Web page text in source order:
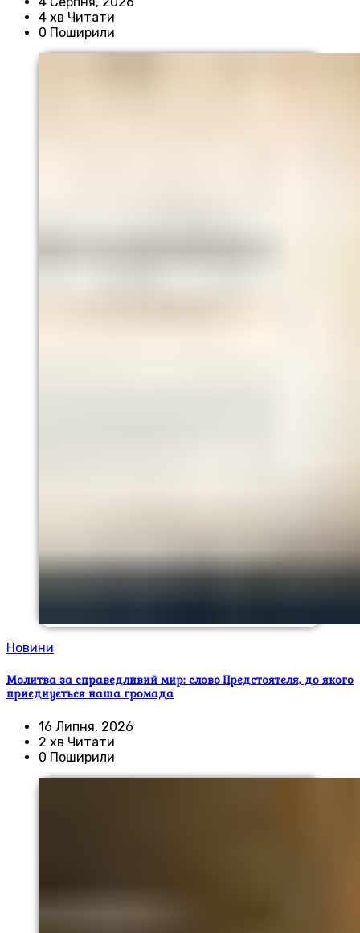
4 хв Читати
0 Поширили
Новини
Молитва за справедливий мир: слово Предстоятеля, до якого
приєднується наша громада
16 Липня, 2026
2 хв Читати
0 Поширили